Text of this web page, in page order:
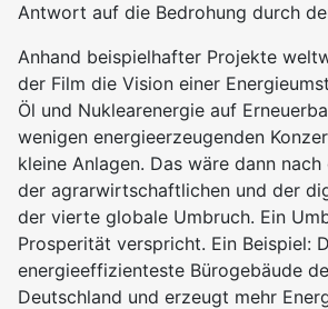
Antwort auf die Bedrohung durch
Anhand beispielhafter Projekte
der Film die Vision einer
Öl und Nuklearenergie auf
wenigen energieerzeugenden
kleine Anlagen. Das wäre dann
der agrarwirtschaftlichen und der
der vierte globale Umbruch. Ein
Prosperität verspricht. Ein Beispiel:
energieeffizienteste Bürogebäude
Deutschland und erzeugt mehr